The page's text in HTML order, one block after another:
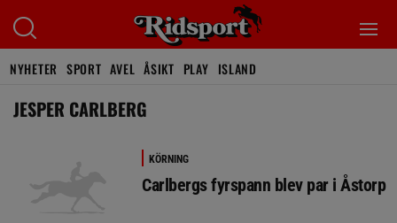
NYHETER SPORT AVEL ÅSIKT PLAY ISLAND
JESPER CARLBERG
KÖRNING
Carlbergs fyrspann blev par i Åstorp